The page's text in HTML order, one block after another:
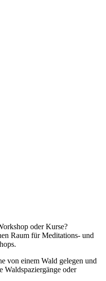
oder Kurse?
Raum für Meditations- und
von einem Wald gelegen und
Waldspaziergänge oder